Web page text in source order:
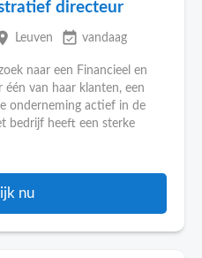
directeur
Leuven event_available vandaag
naar een Financieel en
één van haar klanten, een
onderneming actief in de
bedrijf heeft een sterke
nu